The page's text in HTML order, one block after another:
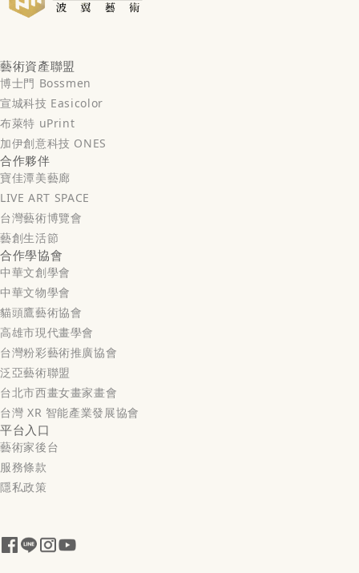
藝術資產聯盟
博士門 Bossmen
宣城科技 Easicolor
布萊特 uPrint
加伊創意科技 ONES
合作夥伴
寶佳潭美藝廊
LIVE ART SPACE
台灣藝術博覽會
藝創生活節
合作學協會
中華文創學會
中華文物學會
貓頭鷹藝術協會
高雄市現代畫學會
台灣粉彩藝術推廣協會
泛亞藝術聯盟
台北市西畫女畫家畫會
台灣 XR 智能產業發展協會
平台入口
藝術家後台
服務條款
隱私政策